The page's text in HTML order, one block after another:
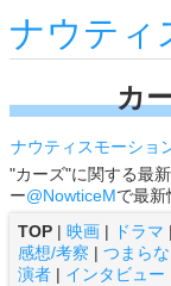
ナウティ
カ
ナウティスモーショ
"カーズ"に関する最
ー@NowticeMで最新
TOP | 映画 | ドラマ |
感想/考察 | つまら
演者 | インタビュー